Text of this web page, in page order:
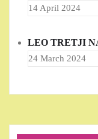
14 April 2024
LEO TRETJI
24 March 2024